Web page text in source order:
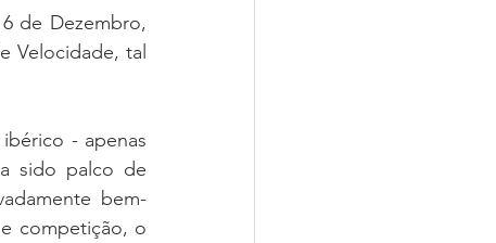
de Dezembro,
Velocidade, tal
- apenas
sido palco de
bem-
competição, o